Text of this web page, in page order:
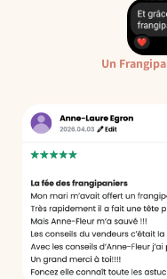
Un